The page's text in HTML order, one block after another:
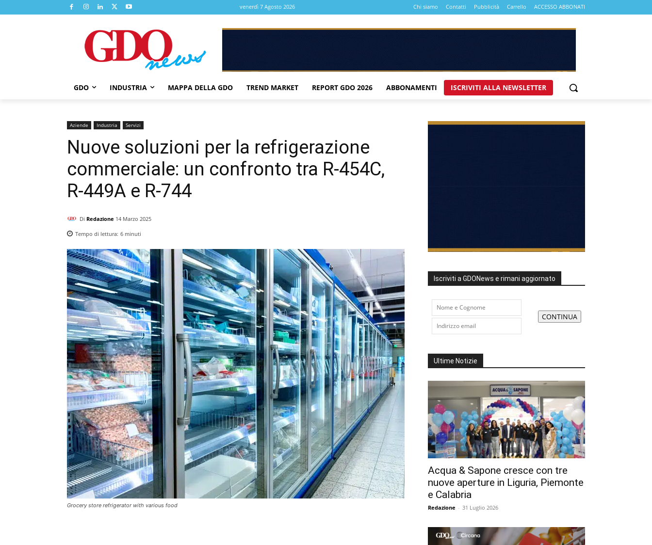
venerdì 7 Agosto 2026 Chi siamo Contatti Pubblicità Carrello ACCESSO ABBONATI
GDO INDUSTRIA MAPPA DELLA GDO TREND MARKET REPORT GDO 2026 ABBONAMENTI ISCRIVITI ALLA NEWSLETTER
Aziende Industria Servizi
Nuove soluzioni per la refrigerazione
commerciale: un confronto tra R-454C,
R-449A e R-744
Di Redazione 14 Marzo 2025
Tempo di lettura: 6 minuti
Grocery store refrigerator with various food
Iscriviti a GDONews e rimani aggiornato
Ultime Notizie
Acqua & Sapone cresce con tre
nuove aperture in Liguria, Piemonte
e Calabria
Redazione - 31 Luglio 2026